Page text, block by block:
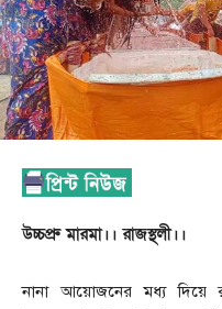
উচ্চপ্রু মারমা।। রাজস্থলী।।
নানা আয়োজনের মধ্য দিয়ে